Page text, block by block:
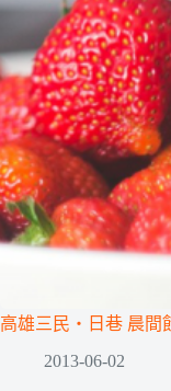
高雄三民‧日巷 晨間
2013-06-02